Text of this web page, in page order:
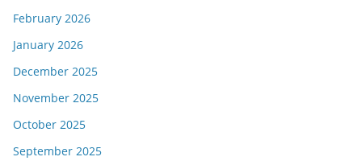
February 2026
January 2026
December 2025
November 2025
October 2025
September 2025